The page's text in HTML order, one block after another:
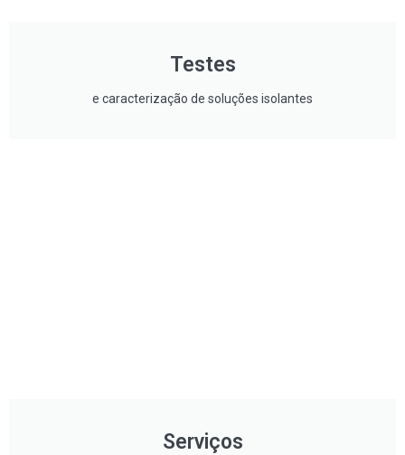
Testes
e caracterização de soluções isolantes
Serviços